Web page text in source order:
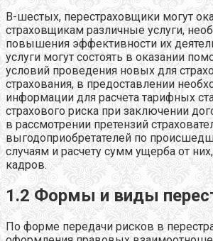
В-шестых, перестраховщики могут
страховщикам различные услуги,
повышения эффективности их
услуги могут состоять в оказании
условий проведения новых для
страхования, в предоставлении
информации для расчета тарифных
страхового риска при заключении
в рассмотрении претензий
выгодоприобретателей по
случаям и расчету сумм ущерба от
кадров.
1.2 Формы и виды
По форме передачи рисков в